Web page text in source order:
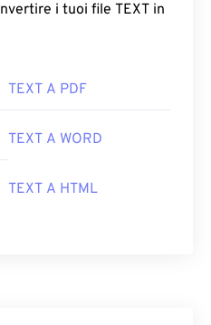
i tuoi file TEXT in
TEXT A PDF
TEXT A WORD
TEXT A HTML